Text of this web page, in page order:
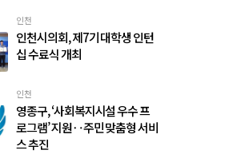
인천
인천시의회, 제7기 대학생 인턴
십 수료식 개최
인천
영종구, ‘사회복지시설 우수 프
로그램’ 지원‥주민 맞춤형 서비
스 추진